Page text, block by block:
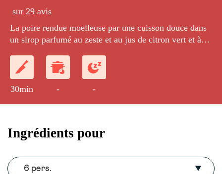
sur 29 avis
La poire rendue moelleuse par une cuisson douce dans
un sirop parfumé au zeste et au jus de citron vert et à la
30min - -
Ingrédients pour
6 pers.